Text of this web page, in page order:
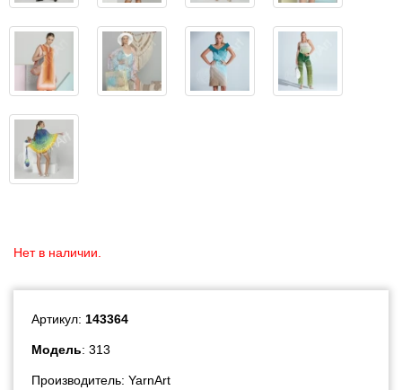
Нет в наличии.
Артикул: 143364
Модель: 313
Производитель: YarnArt